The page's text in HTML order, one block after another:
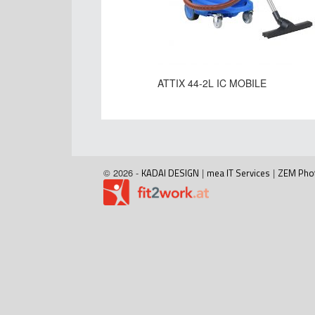
ATTIX 44-2L IC MOBILE
© 2026 - KADAI DESIGN | mea IT Services | ZEM